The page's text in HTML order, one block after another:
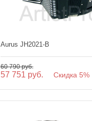
Aurus JH2021-B
60 790 руб.
57 751 руб. Скидка 5%